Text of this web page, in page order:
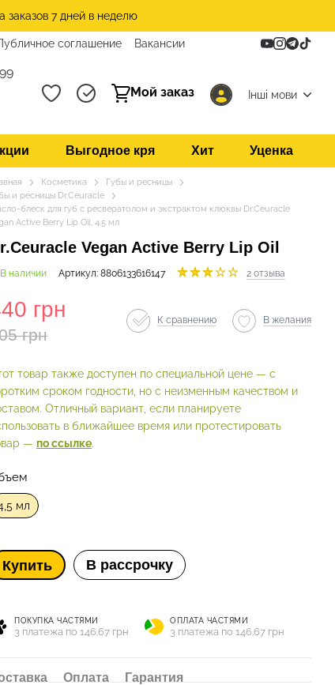
заказов 7 дней в неделю
соглашение
Вакансии
Мой заказ
Інші мови
Выгодное кря Хит Уценка
Косметика
Губы и ресницы
и ресницы Dr.Ceuracle
блеск для губ с ресвератолом и экстрактом клюквы Dr.Ceuracle
Active Berry Lip Oil, 4.5 мл
Vegan Active Berry Lip Oil
наличии Артикул: 8806133616147 2 отзыва
грн
грн
К сравнению В желания
товар также доступен по специальной цене — с
сроком годности, но с неизменным качеством и
Отличный вариант, если планируете
в ближайшее время или протестировать
— по ссылке.
мл
Купить В рассрочку
ПОКУПКА ЧАСТЯМИ
3 платежа по 146.67 грн
ОПЛАТА ЧАСТЯМИ
3 платежа по 146.67 грн
Оплата
Гарантия